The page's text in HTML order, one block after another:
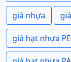
giá nhựa
giá hạt nhựa